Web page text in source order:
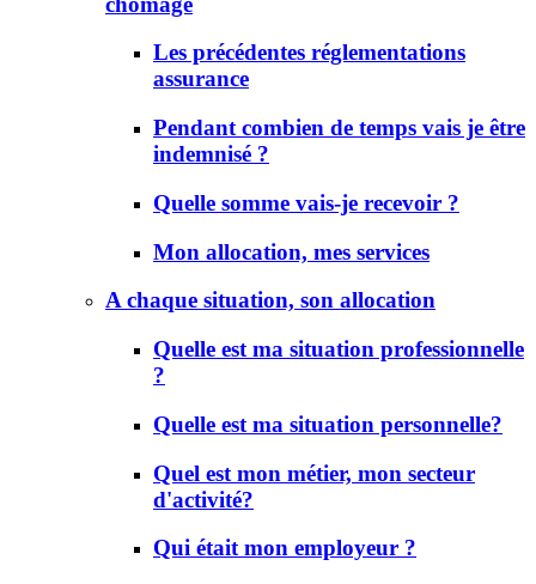
Les précédentes réglementations
assurance
Pendant combien de temps vais je être
indemnisé ?
Quelle somme vais-je recevoir ?
Mon allocation, mes services
A chaque situation, son allocation
Quelle est ma situation professionnelle
?
Quelle est ma situation personnelle?
Quel est mon métier, mon secteur
d'activité?
Qui était mon employeur ?